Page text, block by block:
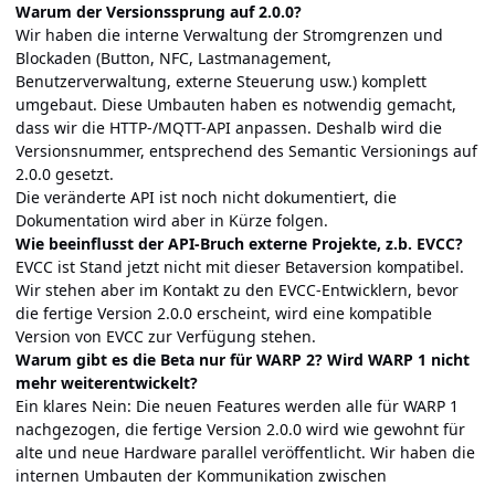
Warum der Versionssprung auf 2.0.0?
Wir haben die interne Verwaltung der Stromgrenzen und
Blockaden (Button, NFC, Lastmanagement,
Benutzerverwaltung, externe Steuerung usw.) komplett
umgebaut. Diese Umbauten haben es notwendig gemacht,
dass wir die HTTP-/MQTT-API anpassen. Deshalb wird die
Versionsnummer, entsprechend des Semantic Versionings auf
2.0.0 gesetzt.
Die veränderte API ist noch nicht dokumentiert, die
Dokumentation wird aber in Kürze folgen.
Wie beeinflusst der API-Bruch externe Projekte, z.b. EVCC?
EVCC ist Stand jetzt nicht mit dieser Betaversion kompatibel.
Wir stehen aber im Kontakt zu den EVCC-Entwicklern, bevor
die fertige Version 2.0.0 erscheint, wird eine kompatible
Version von EVCC zur Verfügung stehen.
Warum gibt es die Beta nur für WARP 2? Wird WARP 1 nicht
mehr weiterentwickelt?
Ein klares Nein: Die neuen Features werden alle für WARP 1
nachgezogen, die fertige Version 2.0.0 wird wie gewohnt für
alte und neue Hardware parallel veröffentlicht. Wir haben die
internen Umbauten der Kommunikation zwischen